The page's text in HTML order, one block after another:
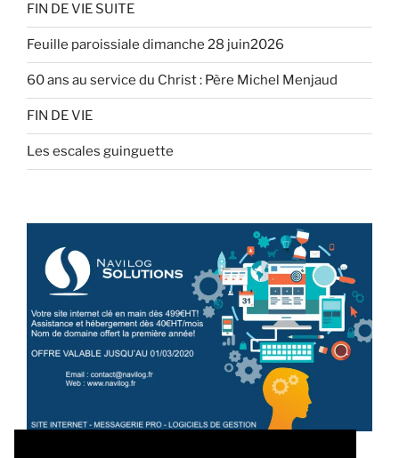
FIN DE VIE SUITE
Feuille paroissiale dimanche 28 juin2026
60 ans au service du Christ : Père Michel Menjaud
FIN DE VIE
Les escales guinguette